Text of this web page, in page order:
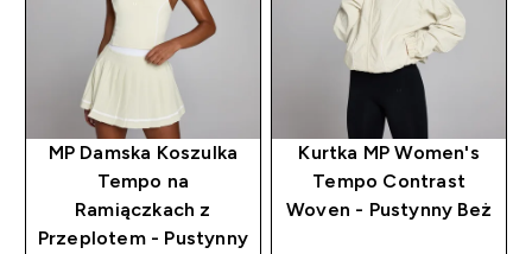
MP Damska Koszulka
Tempo na
Ramiączkach z
Przeplotem - Pustynny
Kurtka MP Women's
Tempo Contrast
Woven - Pustynny Beż